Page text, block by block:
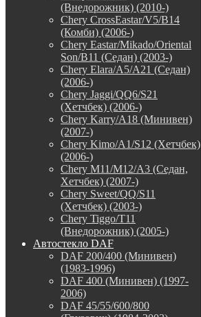
(Внедорожник) (2010-)
Chery CrossEastar/V5/B14
(Комби) (2006-)
Chery Eastar/Mikado/Oriental
Son/B11 (Седан) (2003-)
Chery Elara/A5/A21 (Седан)
(2006-)
Chery Jaggi/QQ6/S21
(Хетчбек) (2006-)
Chery Karry/A18 (Минивен)
(2007-)
Chery Kimo/A1/S12 (Хетчбек)
(2006-)
Chery M11/M12/A3 (Седан,
Хетчбек) (2007-)
Chery Sweet/QQ/S11
(Хетчбек) (2003-)
Chery Tiggo/T11
(Внедорожник) (2005-)
Автостекло DAF
DAF 200/400 (Минивен)
(1983-1996)
DAF 400 (Минивен) (1997-
2006)
DAF 45/55/600/800